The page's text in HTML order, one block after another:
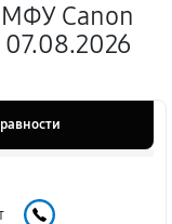
Canon
07.08.2026